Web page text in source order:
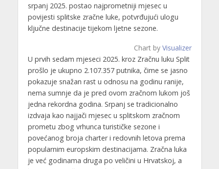
srpanj 2025. postao najprometniji mjesec u
povijesti splitske zračne luke, potvrđujući ulogu
ključne destinacije tijekom ljetne sezone.
Chart by Visualizer
U prvih sedam mjeseci 2025. kroz Zračnu luku Split
prošlo je ukupno 2.107.357 putnika, čime se jasno
pokazuje snažan rast u odnosu na godinu ranije,
nema sumnje da je pred ovom zračnom lukom još
jedna rekordna godina. Srpanj se tradicionalno
izdvaja kao najjači mjesec u splitskom zračnom
prometu zbog vrhunca turističke sezone i
povećanog broja charter i redovnih letova prema
popularnim europskim destinacijama. Zračna luka
je već godinama druga po veličini u Hrvatskoj, a